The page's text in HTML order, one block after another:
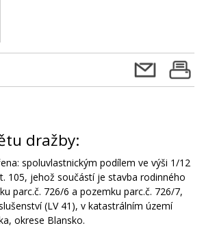
dražby:
spoluvlastnickým podílem ve výši 1/12
105, jehož součástí je stavba rodinného
parc.č. 726/6 a pozemku parc.č. 726/7,
(LV 41), v katastrálním území
okrese Blansko.